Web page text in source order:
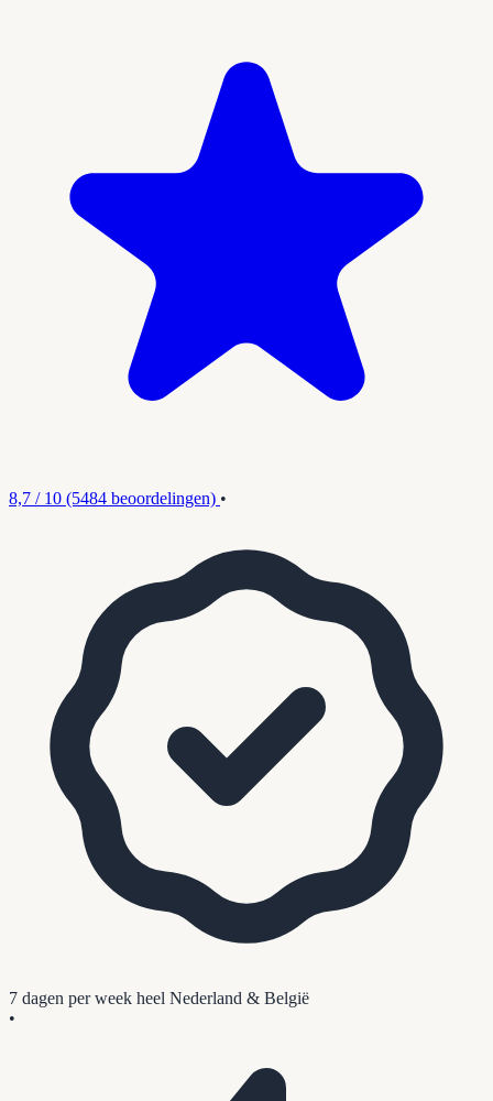
8,7 / 10 (5484 beoordelingen) •
7 dagen per week heel Nederland & België
•